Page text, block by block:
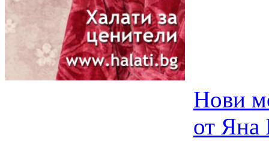
Нови
от